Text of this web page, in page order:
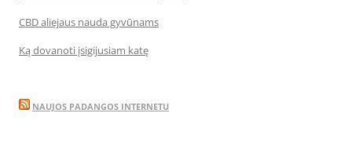
CBD aliejaus nauda gyvūnams
Ką dovanoti įsigijusiam katę
NAUJOS PADANGOS INTERNETU